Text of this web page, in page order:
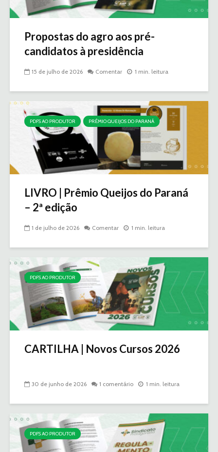
Propostas do agro aos pré-
candidatos à presidência
15 de julho de 2026 Comentar 1 min. leitura
PDFS AO PRODUTOR PRÊMIO QUEIJOS DO PARANÁ
LIVRO | Prêmio Queijos do Paraná
– 2ª edição
1 de julho de 2026 Comentar 1 min. leitura
PDFS AO PRODUTOR
CARTILHA | Novos Cursos 2026
30 de junho de 2026 1 comentário 1 min. leitura
PDFS AO PRODUTOR